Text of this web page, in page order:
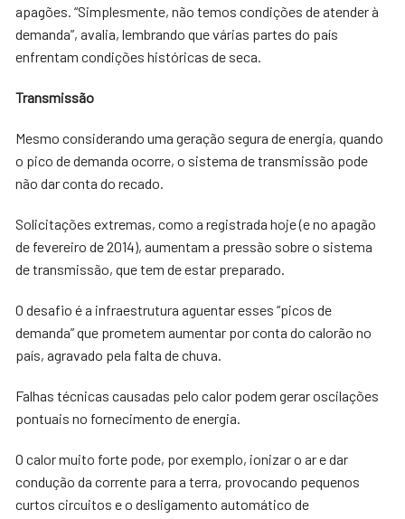
apagões. “Simplesmente, não temos condições de atender à
demanda”, avalia, lembrando que várias partes do país
enfrentam condições históricas de seca.
Transmissão
Mesmo considerando uma geração segura de energia, quando
o pico de demanda ocorre, o sistema de transmissão pode
não dar conta do recado.
Solicitações extremas, como a registrada hoje (e no apagão
de fevereiro de 2014), aumentam a pressão sobre o sistema
de transmissão, que tem de estar preparado.
O desafio é a infraestrutura aguentar esses “picos de
demanda” que prometem aumentar por conta do calorão no
país, agravado pela falta de chuva.
Falhas técnicas causadas pelo calor podem gerar oscilações
pontuais no fornecimento de energia.
O calor muito forte pode, por exemplo, ionizar o ar e dar
condução da corrente para a terra, provocando pequenos
curtos circuitos e o desligamento automático de